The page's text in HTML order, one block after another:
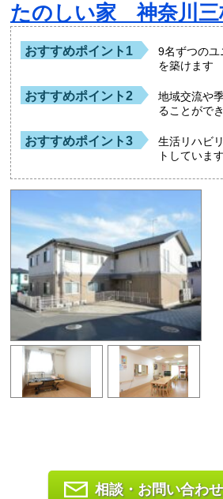
たのしい家 神奈川三
おすすめポイント1
9名ずつのユ
を築けます
おすすめポイント2
地域交流や
ることがで
おすすめポイント3
生活リハビ
トしていま
相談・お問い合わせ